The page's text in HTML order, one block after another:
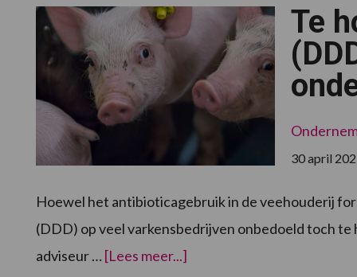
voor
strategisch
Te
30 april
Hoewel het antibioticagebruik in de veehouderij
(DDD) op veel varkensbedrijven onbedoeld toch te
adviseur … [Lees meer...]overTe
hoge